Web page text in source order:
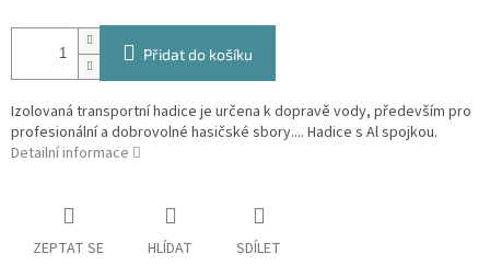
Přidat do košíku
Izolovaná transportní hadice je určena k dopravě vody, především pro
profesionální a dobrovolné hasičské sbory.... Hadice s Al spojkou.
Detailní informace
ZEPTAT SE HLÍDAT SDÍLET